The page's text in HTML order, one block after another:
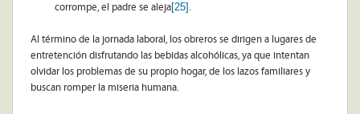
corrompe, el padre se aleja[25].
Al término de la jornada laboral, los obreros se dirigen a lugares de
entretención disfrutando las bebidas alcohólicas, ya que intentan
olvidar los problemas de su propio hogar, de los lazos familiares y
buscan romper la miseria humana.